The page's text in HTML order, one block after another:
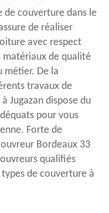
de couverture dans le
de réaliser
avec respect
matériaux de qualité
métier. De la
travaux de
Jugazan dispose du
pour vous
Forte de
Bordeaux 33
qualifiés
de couverture à